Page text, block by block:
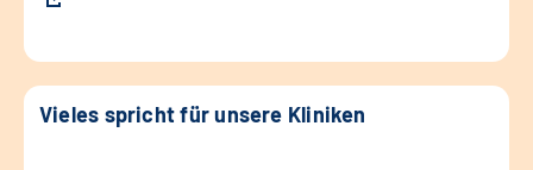
Vieles spricht für unsere Kliniken